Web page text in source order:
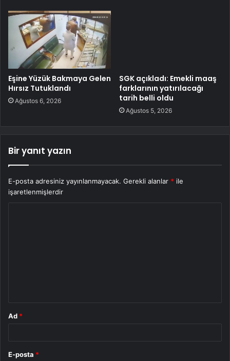
Eşine Yüzük Bakmaya Gelen
Hırsız Tutuklandı
Ağustos 6, 2026
SGK açıkladı: Emekli maaş
farklarının yatırılacağı
tarih belli oldu
Ağustos 5, 2026
Bir yanıt yazın
E-posta adresiniz yayınlanmayacak. Gerekli alanlar * ile
işaretlenmişlerdir
Ad *
E-posta *